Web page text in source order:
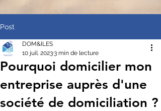
Post
Pourquoi domicilier mon
entreprise auprès d'une
société de domiciliation ?
DOM&ILES
10 juil. 20233 min de lecture